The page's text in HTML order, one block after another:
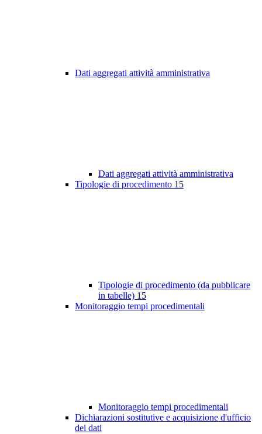
Dati aggregati attività amministrativa
Dati aggregati attività amministrativa
Tipologie di procedimento 15
Tipologie di procedimento (da pubblicare
in tabelle) 15
Monitoraggio tempi procedimentali
Monitoraggio tempi procedimentali
Dichiarazioni sostitutive e acquisizione d'ufficio
dei dati